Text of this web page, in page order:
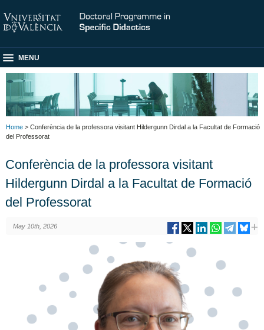
MENU
Home > Conferència de la professora visitant Hildergunn Dirdal a la Facultat de Formació
del Professorat
Conferència de la professora visitant
Hildergunn Dirdal a la Facultat de Formació
del Professorat
May 10th, 2026